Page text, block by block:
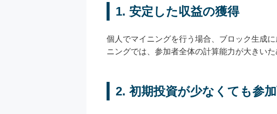
1. 安定した収益の獲得
個人でマイニングを行う場合、ブロック生成
ニングでは、参加者全体の計算能力が大きい
2. 初期投資が少なくても参